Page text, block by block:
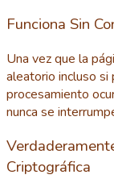
Funciona Sin
Una vez que la
aleatorio incluso si
procesamiento
nunca se
Criptográfica